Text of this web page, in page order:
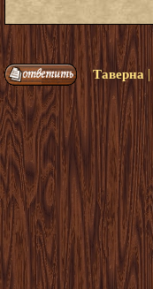
Таверна |